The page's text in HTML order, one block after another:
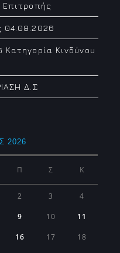
Επιτροπής
04.08.2026
Κινδύνου
Δ.Σ
2026
Π Σ Κ
2 3 4
9 10 11
16 17 18